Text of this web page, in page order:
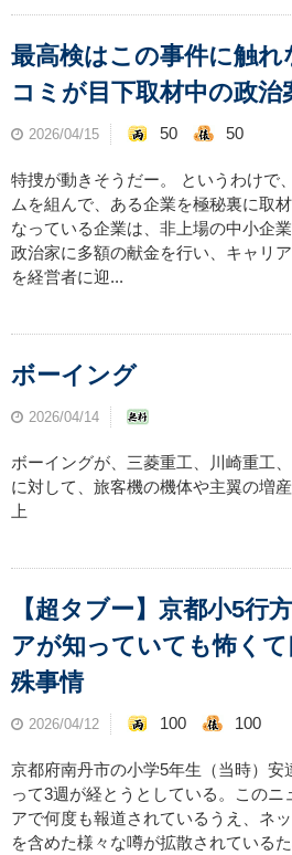
最高検はこの事件に触れ
コミが目下取材中の政治
2026/04/15 50 50
特捜が動きそうだー。 というわけで
ムを組んで、ある企業を極秘裏に取
なっている企業は、非上場の中小企
政治家に多額の献金を行い、キャリ
を経営者に迎...
ボーイング
2026/04/14
ボーイングが、三菱重工、川崎重工
に対して、旅客機の機体や主翼の増
上
【超タブー】京都小5行
アが知っていても怖く
殊事情
2026/04/12 100 100
京都府南丹市の小学5年生（当時）安
って3週が経とうとしている。このニ
アで何度も報道されているうえ、ネ
を含めた様々な噂が拡散されている